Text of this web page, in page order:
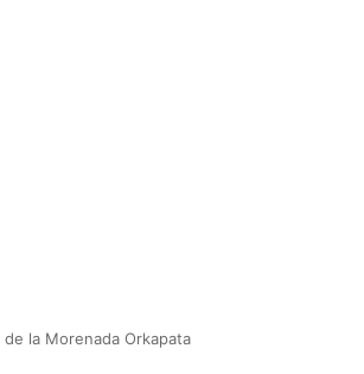
la Morenada Orkapata